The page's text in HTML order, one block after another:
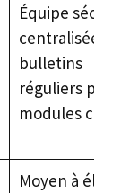
Équipe
centralisée,
bulletins
réguliers pour
modules clés
Moyen à